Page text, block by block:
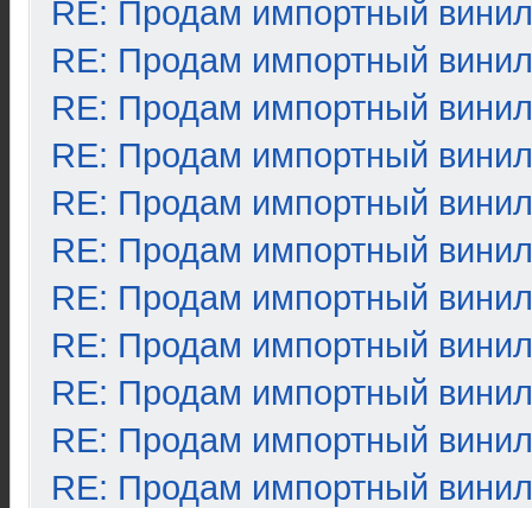
RE: Продам импортный винил
RE: Продам импортный винил
RE: Продам импортный винил
RE: Продам импортный винил
RE: Продам импортный винил
RE: Продам импортный винил
RE: Продам импортный винил
RE: Продам импортный винил
RE: Продам импортный винил
RE: Продам импортный винил
RE: Продам импортный винил